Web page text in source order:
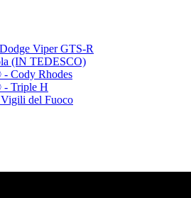
Viper GTS-R
(IN TEDESCO)
Cody Rhodes
Triple H
del Fuoco